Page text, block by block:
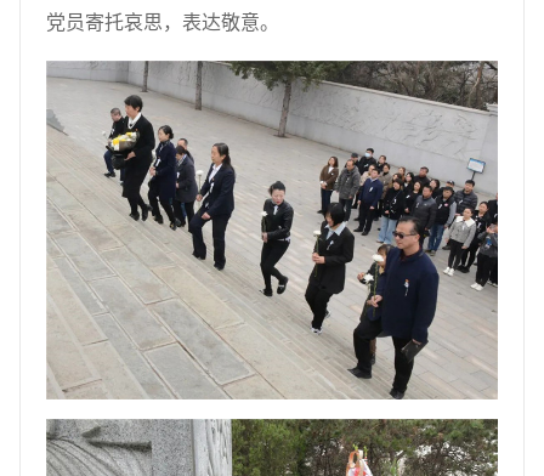
党员寄托哀思，表达敬意。